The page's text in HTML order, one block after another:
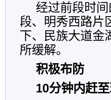
经过前段时
段、明秀西路片
下、民族大道金
所缓解。
积极布防
10分钟内赶